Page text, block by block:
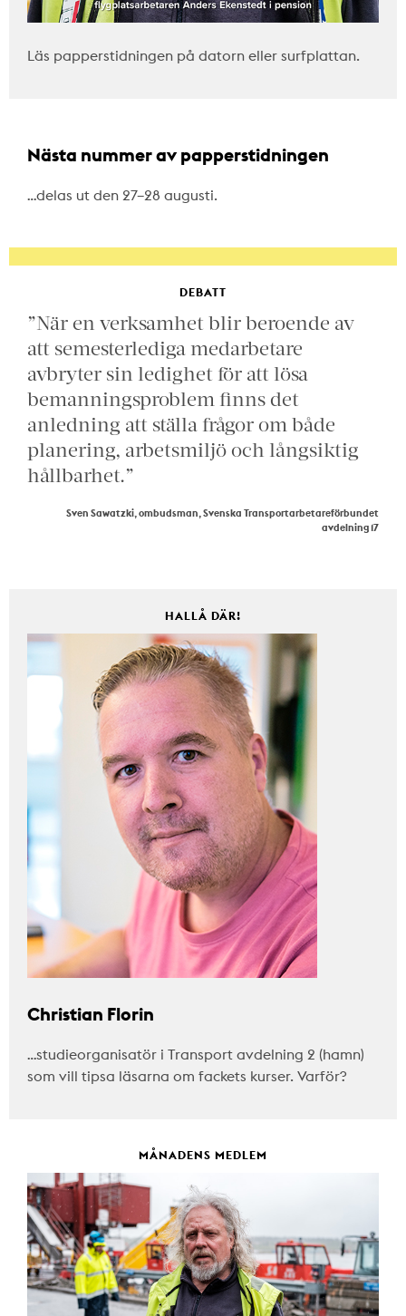
Läs papperstidningen på datorn eller surfplattan.
Nästa nummer av papperstidningen
…delas ut den 27–28 augusti.
DEBATT
”När en verksamhet blir beroende av
att semesterlediga medarbetare
avbryter sin ledighet för att lösa
bemanningsproblem finns det
anledning att ställa frågor om både
planering, arbetsmiljö och långsiktig
hållbarhet.”
Sven Sawatzki, ombudsman, Svenska Transportarbetareförbundet
avdelning 17
HALLÅ DÄR!
Christian Florin
…studieorganisatör i Transport avdelning 2 (hamn)
som vill tipsa läsarna om fackets kurser. Varför?
MÅNADENS MEDLEM